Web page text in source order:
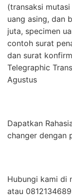
(transaksi
uang asing, dan
juta, specimen
contoh surat
dan surat
Telegraphic
Agustus
Dapatkan
changer dengan
Hubungi kami di
atau